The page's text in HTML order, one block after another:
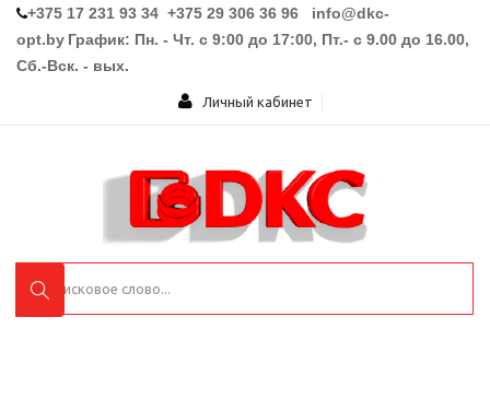
+375 17 231 93 34 +375 29 306 36 96 info@dkc-
opt.by График: Пн. - Чт. с 9:00 до 17:00, Пт.- с 9.00 до 16.00,
Сб.-Вск. - вых.
Личный кабинет